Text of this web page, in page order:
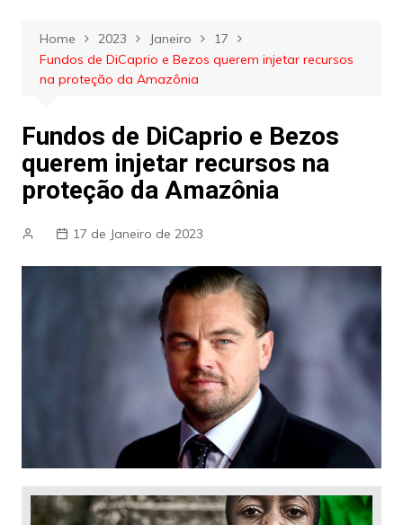
Home 2023 Janeiro
17
Fundos de DiCaprio e Bezos querem injetar recursos
na proteção da Amazônia
Fundos de DiCaprio e Bezos
querem injetar recursos na
proteção da Amazônia
17 de Janeiro de 2023